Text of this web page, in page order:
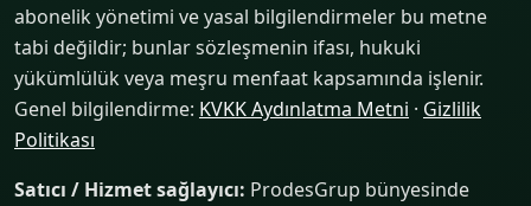
abonelik yönetimi ve yasal bilgilendirmeler bu metne
tabi değildir; bunlar sözleşmenin ifası, hukuki
yükümlülük veya meşru menfaat kapsamında işlenir.
Genel bilgilendirme: KVKK Aydınlatma Metni · Gizlilik
Politikası
Satıcı / Hizmet sağlayıcı: ProdesGrup bünyesinde